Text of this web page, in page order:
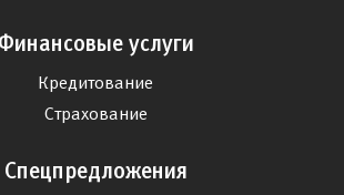
Финансовые услуги
Кредитование
Страхование
Спецпредложения